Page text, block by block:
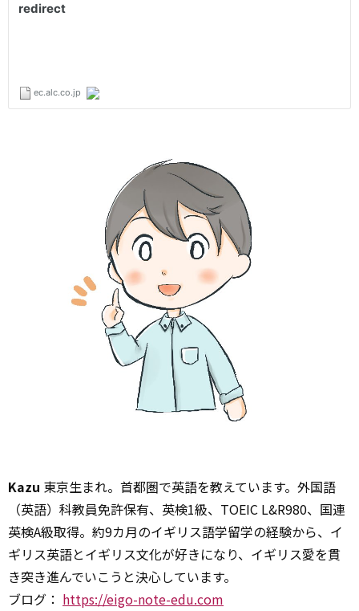
Kazu 東京生まれ。首都圏で英語を教えています。外国語
（英語）科教員免許保有、英検1級、TOEIC L&R980、国連
英検A級取得。約9カ月のイギリス語学留学の経験から、イ
ギリス英語とイギリス文化が好きになり、イギリス愛を貫
き突き進んでいこうと決心しています。
ブログ： https://eigo-note-edu.com